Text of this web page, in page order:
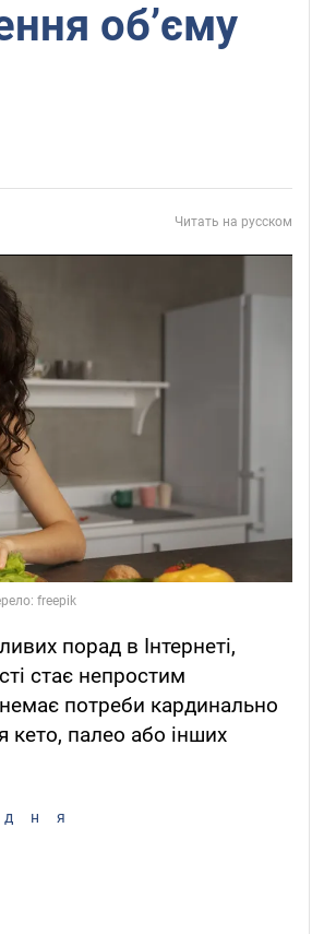
об’єму
Читать на русском
порад в Інтернеті,
стає непростим
потреби кардинально
кето, палео або інших